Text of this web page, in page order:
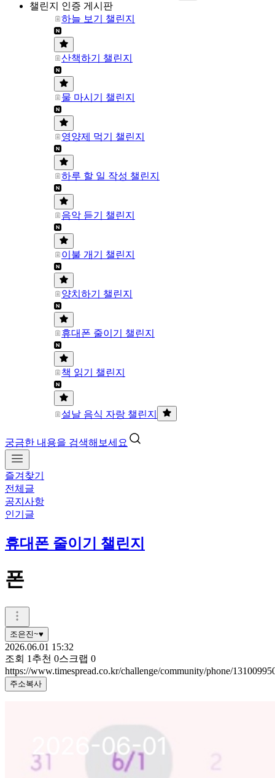
챌린지 인증 게시판
하늘 보기 챌린지
산책하기 챌린지
물 마시기 챌린지
영양제 먹기 챌린지
하루 할 일 작성 챌린지
음악 듣기 챌린지
이불 개기 챌린지
양치하기 챌린지
휴대폰 줄이기 챌린지
책 읽기 챌린지
설날 음식 자랑 챌린지
궁금한 내용을 검색해보세요
즐겨찾기
전체글
공지사항
인기글
휴대폰 줄이기 챌린지
폰
조은진~♥
2026.06.01 15:32
조회 1 추천 0스크랩 0
https://www.timespread.co.kr/challenge/community/phone/
주소복사